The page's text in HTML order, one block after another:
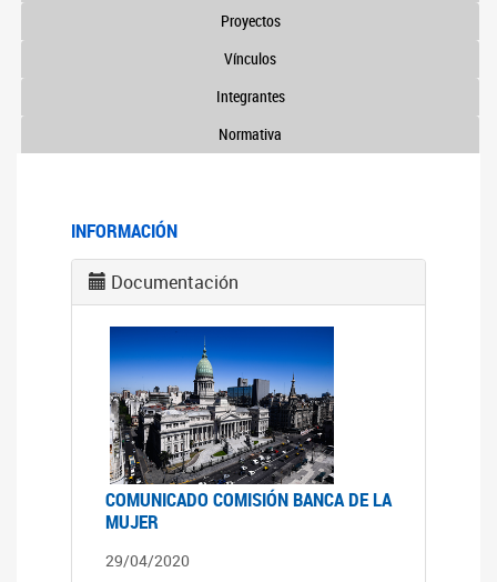
Proyectos
Vínculos
Integrantes
Normativa
INFORMACIÓN
Documentación
COMUNICADO COMISIÓN BANCA DE LA
MUJER
29/04/2020